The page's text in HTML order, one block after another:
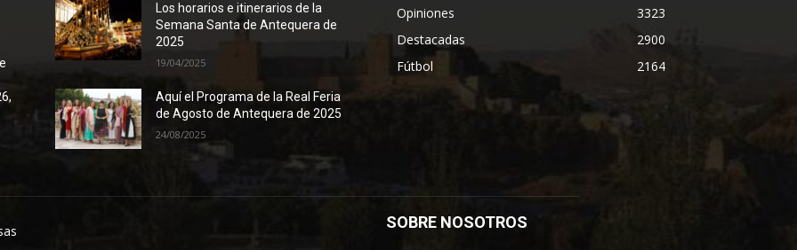
Los horarios e itinerarios de la
Semana Santa de Antequera de
2025
19/04/2025
Aquí el Programa de la Real Feria
de Agosto de Antequera de 2025
24/08/2025
Opiniones
3323
Destacadas
2900
Fútbol
2164
SOBRE NOSOTROS